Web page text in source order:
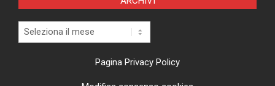
Archivi
Pagina Privacy Policy